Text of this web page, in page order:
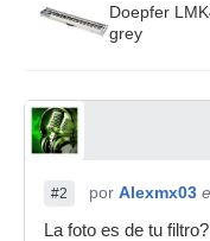
Doepfer
grey
#2 por Alexmx03
La foto es de tu